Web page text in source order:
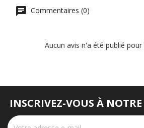
Commentaires (0)
Aucun avis n'a été publié
INSCRIVEZ-VOUS À